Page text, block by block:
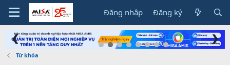
Đăng nhập Đăng ký
❮ ❯
Từ khóa